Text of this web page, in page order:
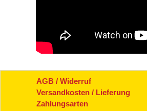
AGB / Widerruf
Versandkosten / Lieferung
Zahlungsarten